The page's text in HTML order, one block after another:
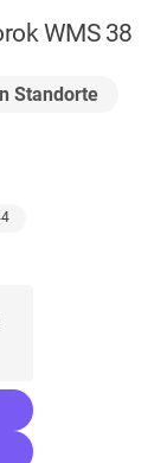
WMS 38
Standorte